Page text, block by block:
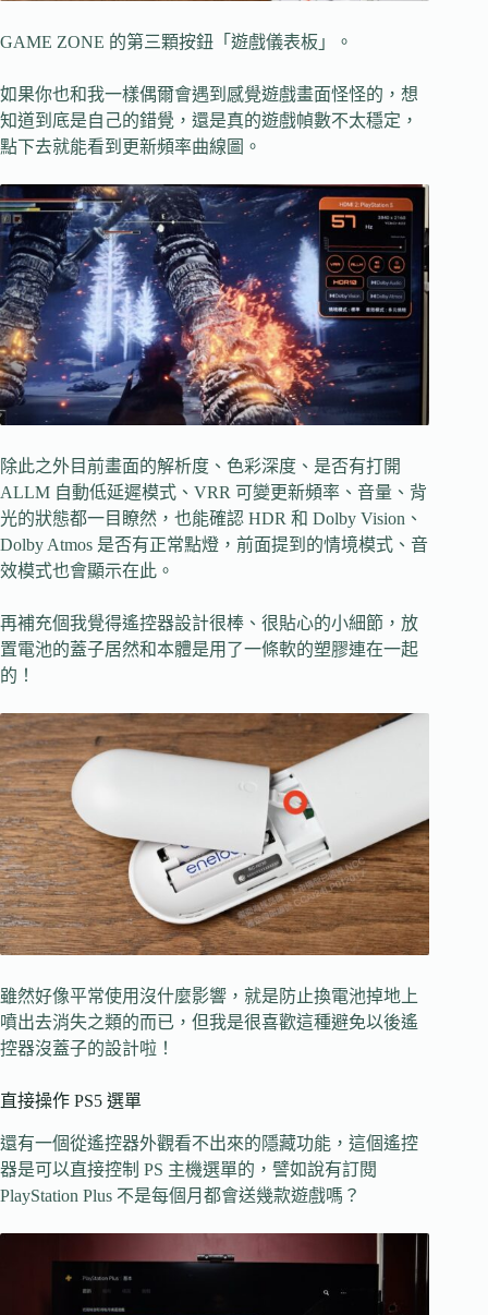
GAME ZONE 的第三顆按鈕「遊戲儀表板」。
如果你也和我一樣偶爾會遇到感覺遊戲畫面怪怪的，想
知道到底是自己的錯覺，還是真的遊戲幀數不太穩定，
點下去就能看到更新頻率曲線圖。
除此之外目前畫面的解析度、色彩深度、是否有打開
ALLM 自動低延遲模式、VRR 可變更新頻率、音量、背
光的狀態都一目瞭然，也能確認 HDR 和 Dolby Vision、
Dolby Atmos 是否有正常點燈，前面提到的情境模式、音
效模式也會顯示在此。
再補充個我覺得遙控器設計很棒、很貼心的小細節，放
置電池的蓋子居然和本體是用了一條軟的塑膠連在一起
的！
雖然好像平常使用沒什麼影響，就是防止換電池掉地上
噴出去消失之類的而已，但我是很喜歡這種避免以後遙
控器沒蓋子的設計啦！
直接操作 PS5 選單
還有一個從遙控器外觀看不出來的隱藏功能，這個遙控
器是可以直接控制 PS 主機選單的，譬如說有訂閱
PlayStation Plus 不是每個月都會送幾款遊戲嗎？